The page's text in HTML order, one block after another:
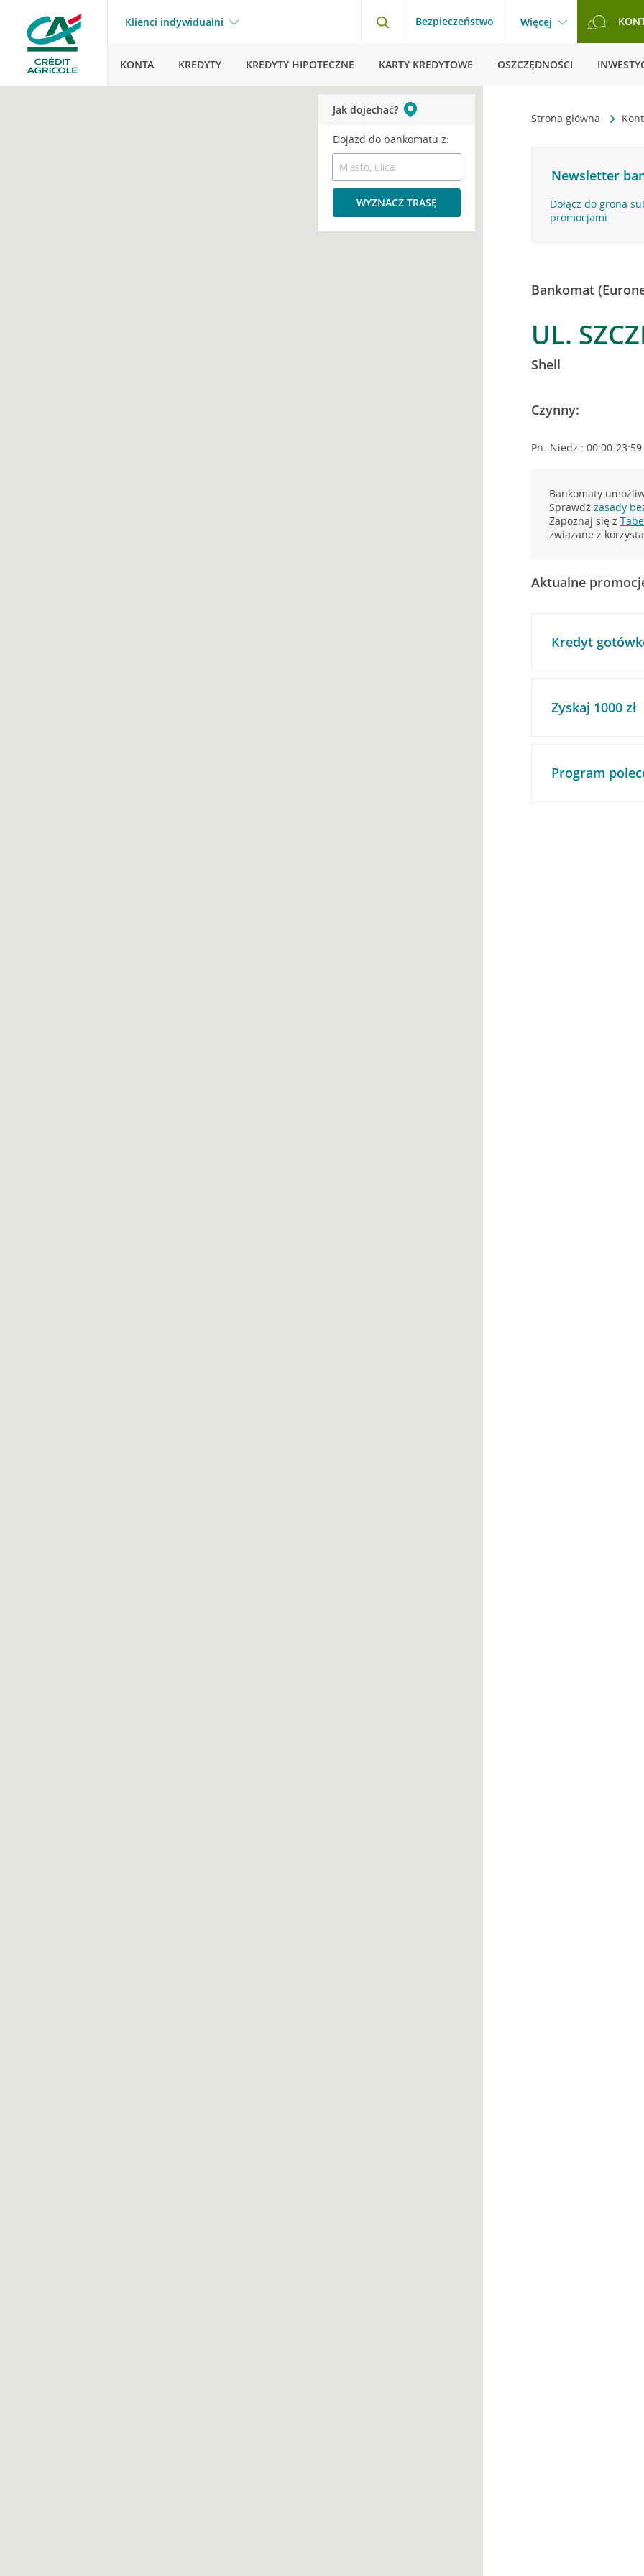
Klienci indywidualni Bezpieczeństwo Więcej
KONTA KREDYTY KREDYTY HIPOTECZNE KARTY KREDYTOWE OSZCZĘDNOŚCI
Strona główna
Newsletter
Dołącz do grona
promocjami
Bankomat
UL.
Shell
Czynny:
Pn.-Niedz.: 00:00-23:59
Bankomaty
Sprawdźzasady
Zapoznaj się z
związane z
Aktualne
Kredyt
Zyskaj 1000 zł
Program
Jak dojechać?
Dojazd do bankomatu z:
WYZNACZ TRASĘ